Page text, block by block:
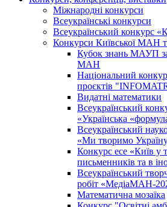
Міжнародні конкурси
Всеукраїнські конкурси
Всеукраїнський конкурс
Конкурси Київської МАН
Кубок знань МАУП за
МАН
Національний
проєктів
Видатні математики
Всеукраїнський
«Українська
Всеукраїнський
«Ми творимо
Конкурс есе «Київ у
письменників та в
Всеукраїнський
робіт «МедіаМАН-
Математична мозаїка